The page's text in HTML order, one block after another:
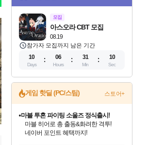
모집
08.19
아스오라 CBT 모집
참가자 모집까지 남은 기간
10
Days
06
Hours
31
Min
09
Sec
게임 핫딜 (PC/스팀) 스토어+
마블 투혼 파이팅 소울즈 정식출시!
마블 히어로 총 출동&화려한 격투!
네이버 포인트 혜택까지!